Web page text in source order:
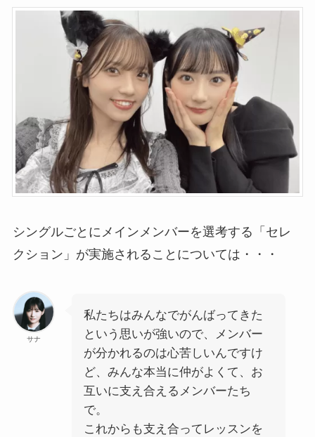
シングルごとにメインメンバーを選考する「セレ
クション」が実施されることについては・・・
サナ
私たちはみんなでがんばってきた
という思いが強いので、メンバー
が分かれるのは心苦しいんですけ
ど、みんな本当に仲がよくて、お
互いに支え合えるメンバーたち
で。
これからも支え合ってレッスンを